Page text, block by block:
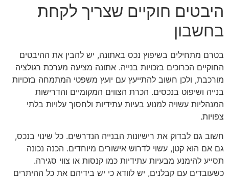
היבטים חוקיים שצריך לקחת
בחשבון
בטרם מתחילים בשיפוץ נכס באתונה, יש להבין את ההיבטים
החוקיים הכרוכים בזכויות בנייה. אתונה מציעה מערכת רגולציה
מורכבת, ולכן חשוב להתייעץ עם יועץ משפטי המתמחה בזכויות
בנייה ושיפוט בנכסים. הכרת הצווים המקומיים והדרישות
המנהליות עשויה למנוע בעיות עתידיות ולחסוך עלויות בלתי
צפויות.
חשוב גם לבדוק את רישיונות הבנייה הנדרשים. כל שינוי בנכס,
גם אם הוא קטן, עשוי לדרוש אישורים מיוחדים. הכנה נכונה
תסייע להימנע מבעיות עתידיות כמו קנסות או צווי סגירה.
כשעובדים עם קבלנים, יש לוודא כי יש בידיהם את כל ההיתרים